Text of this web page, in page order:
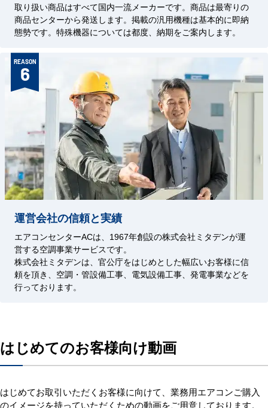
取り扱い商品はすべて国内一流メーカーです。商品は最寄りの
商品センターから発送します。掲載の汎用機種は基本的に即納
態勢です。特殊機器については都度、納期をご案内します。
REASON
6
運営会社の信頼と実績
エアコンセンターACは、1967年創設の株式会社ミタデンが運
営する空調事業サービスです。
株式会社ミタデンは、官公庁をはじめとした幅広いお客様に信
頼を頂き、空調・管設備工事、電気設備工事、発電事業などを
行っております。
はじめてのお客様向け動画
はじめてお取引いただくお客様に向けて、業務用エアコンご購入
のイメージを持っていただくための動画をご用意しております。